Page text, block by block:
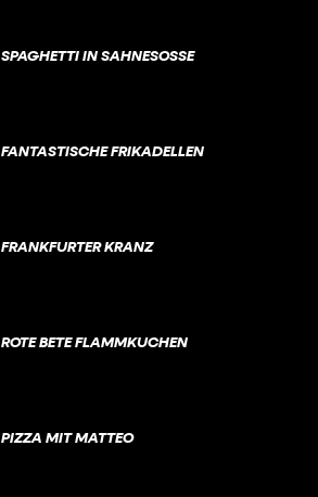
SPAGHETTI IN SAHNESOSSE
FANTASTISCHE FRIKADELLEN
FRANKFURTER KRANZ
ROTE BETE FLAMMKUCHEN
PIZZA MIT MATTEO